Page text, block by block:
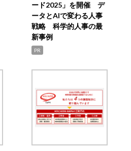
ード2025」を開催 デ
ータとAIで変わる人事
戦略 科学的人事の最
新事例
PR